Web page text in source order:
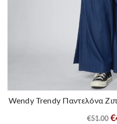
Wendy Trendy Παντελόνα
€51.00 €